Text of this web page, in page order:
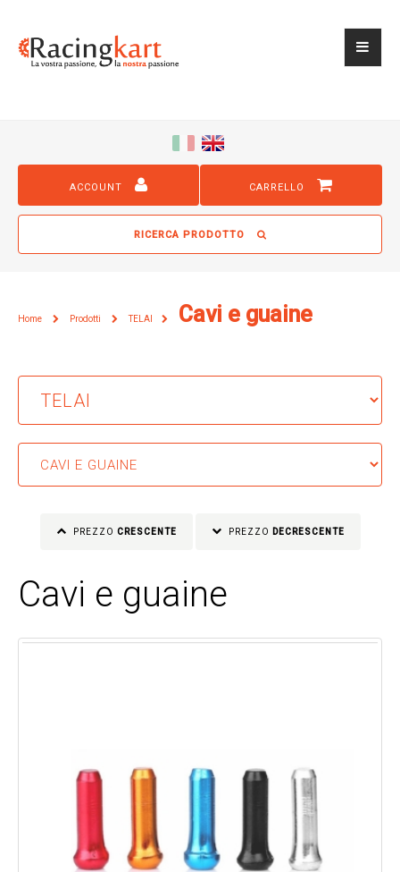
ACCOUNT CARRELLO
RICERCA PRODOTTO
Home Prodotti TELAI Cavi e guaine
PREZZO CRESCENTE PREZZO DECRESCENTE
Cavi e guaine